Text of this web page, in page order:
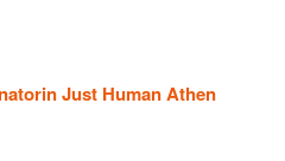
Just Human Athen